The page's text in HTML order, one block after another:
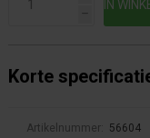
h
Korte
Artikelnummer: 56604